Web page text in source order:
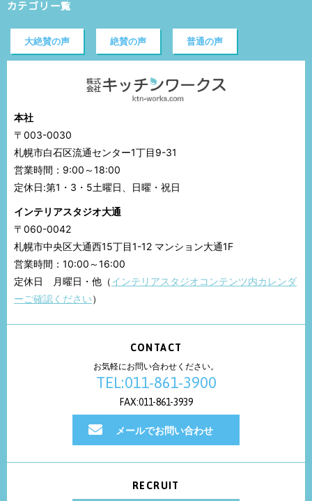
カテゴリ一覧
大絶賛の声 絶賛の声 普通の声
本社
〒003-0030
札幌市白石区流通センター1丁目9-31
営業時間：9:00～18:00
定休日:第1・3・5土曜日、日曜・祝日
インテリアスタジオ大通
〒060-0042
札幌市中央区大通西15丁目1-12 マンション大通1F
営業時間：10:00～16:00
定休日 月曜日・他（インテリアスタジオコンテンツ内カレンダ
ーご確認ください）
CONTACT
お気軽にお問い合わせください。
TEL:011-861-3900
FAX:011-861-3939
メールでお問い合わせ
RECRUIT